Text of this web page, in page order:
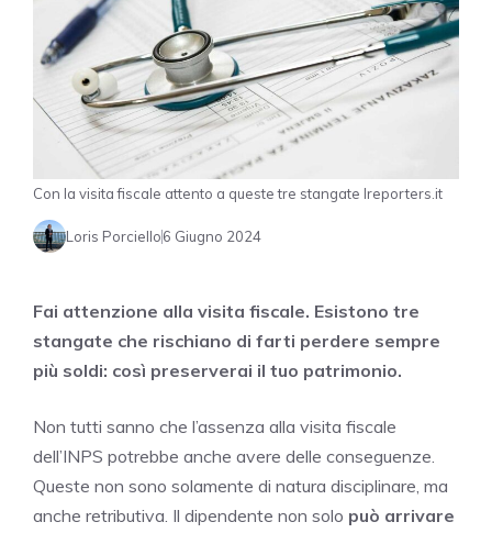
Con la visita fiscale attento a queste tre stangate Ireporters.it
Loris Porciello6 Giugno 2024
Fai attenzione alla visita fiscale. Esistono tre
stangate che rischiano di farti perdere sempre
più soldi: così preserverai il tuo patrimonio.
Non tutti sanno che l’assenza alla visita fiscale
dell’INPS potrebbe anche avere delle conseguenze.
Queste non sono solamente di natura disciplinare, ma
anche retributiva. Il dipendente non solo può arrivare